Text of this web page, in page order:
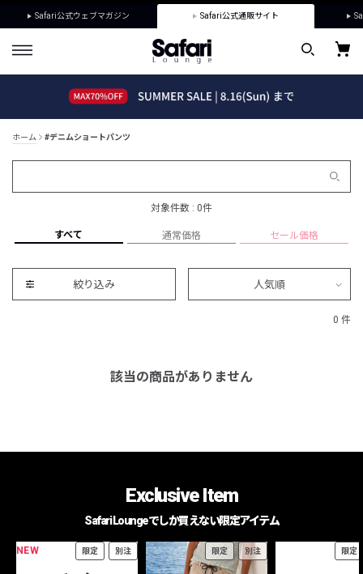
Safari公式ウェブマガジン Safari公式通販サイト
ホーム #デニムショートパンツ
対象件数 : 0件
すべて 通常価格 セール価格
絞り込み 人気順
0 件
該当の商品がありません
Exclusive Item
Safari Loungeでしか買えない限定アイテム
NEW 限定 別注 限定 別注 限定